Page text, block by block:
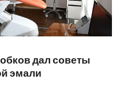
дал советы
эмали